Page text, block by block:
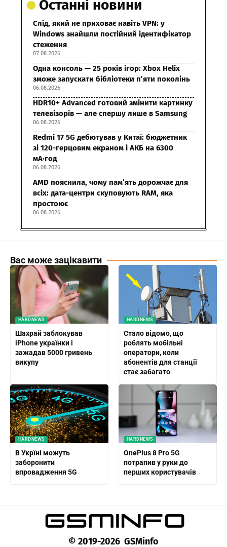
Останні новини
Слід, який не приховає навіть VPN: у
Windows знайшли постійний ідентифікатор
стеження
07.08.2026
Одна консоль — 25 років ігор: Xbox Helix
зможе запускати бібліотеки п’яти поколінь
06.08.2026
HDR10+ Advanced готовий змінити картинку
телевізорів — але спершу лише в Samsung
06.08.2026
Redmi 17 5G дебютував у Китаї: бюджетник
зі 120-герцовим екраном і АКБ на 6300
мА·год
06.08.2026
AMD пояснила, чому пам’ять дорожчає для
всіх: дата-центри скуповують RAM, яка
простоює
06.08.2026
Вас може зацікавити
HARDNEWS
Шахрай заблокував
iPhone українки і
зажадав 5000 гривень
викупу
HARDNEWS
Стало відомо, що
роблять мобільні
оператори, коли
абонентів для станції
стає забагато
HARDNEWS
В Укрїні можуть
заборонити
впровадження 5G
HARDNEWS
OnePlus 8 Pro 5G
потрапив у руки до
перших користувачів
© 2019-2026 GSMinfo